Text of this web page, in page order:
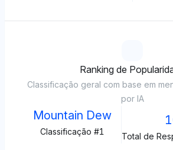
Ranking de
Classificação geral com base em
por IA
Mountain Dew
Classificação #1 Total de